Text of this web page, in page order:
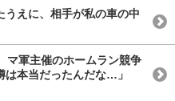
うえに、相手が私の車の中
マ軍主催のホームラン競争
は本当だったんだな…」